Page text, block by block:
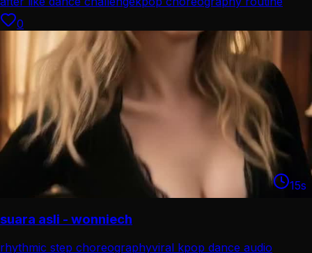
0
15s
suara asli - wonniech
rhythmic step choreographyviral kpop dance audio